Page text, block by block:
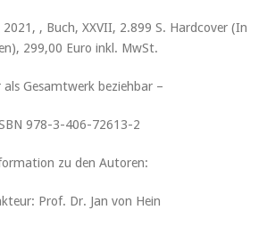
2021, , Buch, XXVII, 2.899 S. Hardcover (In
299,00 Euro inkl. MwSt.
als Gesamtwerk beziehbar –
978-3-406-72613-2
zu den Autoren:
Prof. Dr. Jan von Hein